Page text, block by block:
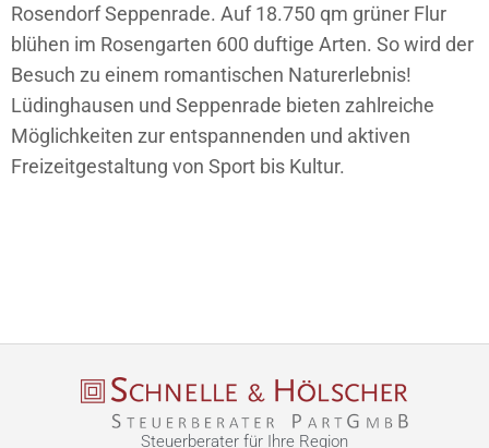
Rosendorf Seppenrade. Auf 18.750 qm grüner Flur
blühen im Rosengarten 600 duftige Arten. So wird der
Besuch zu einem romantischen Naturerlebnis!
Lüdinghausen und Seppenrade bieten zahlreiche
Möglichkeiten zur entspannenden und aktiven
Freizeitgestaltung von Sport bis Kultur.
Steuerberater für Ihre Region